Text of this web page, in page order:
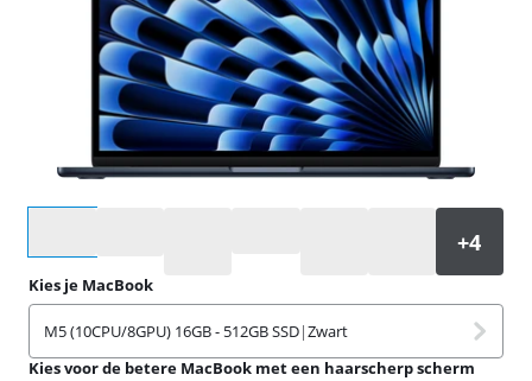
Kies je MacBook
M5 (10CPU/8GPU) 16GB - 512GB SSD|Zwart
Kies voor de betere MacBook met een haarscherp scherm